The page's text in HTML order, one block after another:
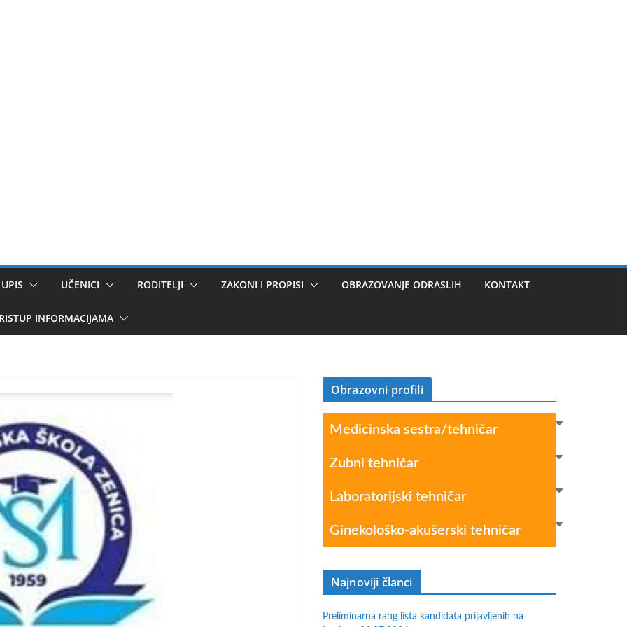
UPIS UČENICI RODITELJI ZAKONI I PROPISI OBRAZOVANJE ODRASLIH KONTAKT
INFORMACIJAMA
Obrazovni profili
Medicinska sestra/tehničar
Zubni tehničar
Laboratorijski tehničar
Ginekološko-akušerski tehničar
Najnoviji članci
Preliminarna rang lista kandidata prijavljenih na